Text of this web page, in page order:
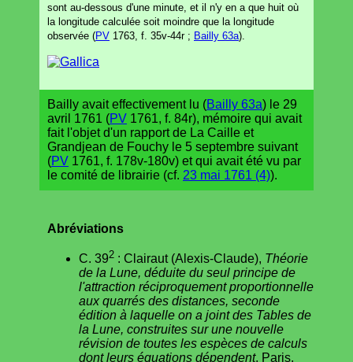
sont au-dessous d'une minute, et il n'y en a que huit où
la longitude calculée soit moindre que la longitude
observée (PV 1763, f. 35v-44r ; Bailly 63a).
Bailly avait effectivement lu (Bailly 63a) le 29
avril 1761 (PV 1761, f. 84r), mémoire qui avait
fait l'objet d'un rapport de La Caille et
Grandjean de Fouchy le 5 septembre suivant
(PV 1761, f. 178v-180v) et qui avait été vu par
le comité de librairie (cf. 23 mai 1761 (4)).
Abréviations
C. 392 : Clairaut (Alexis-Claude), Théorie
de la Lune, déduite du seul principe de
l'attraction réciproquement proportionnelle
aux quarrés des distances, seconde
édition à laquelle on a joint des Tables de
la Lune, construites sur une nouvelle
révision de toutes les espèces de calculs
dont leurs équations dépendent, Paris,